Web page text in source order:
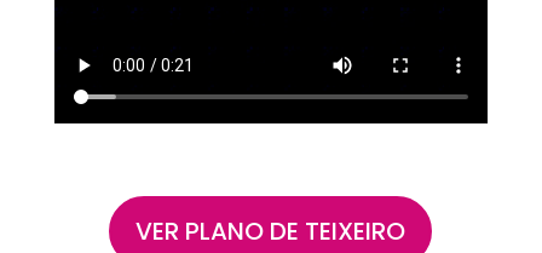
VER PLANO DE TEIXEIRO